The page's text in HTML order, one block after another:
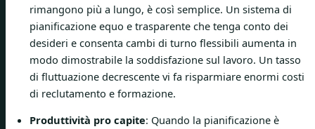
rimangono più a lungo, è così semplice. Un sistema di
pianificazione equo e trasparente che tenga conto dei
desideri e consenta cambi di turno flessibili aumenta in
modo dimostrabile la soddisfazione sul lavoro. Un tasso
di fluttuazione decrescente vi fa risparmiare enormi costi
di reclutamento e formazione.
Produttività pro capite: Quando la pianificazione è